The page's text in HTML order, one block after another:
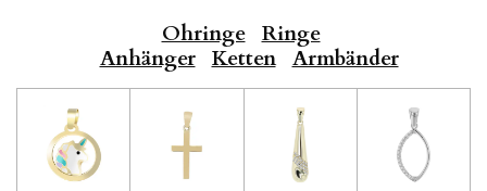
Ohringe Ringe
Anhänger Ketten Armbänder